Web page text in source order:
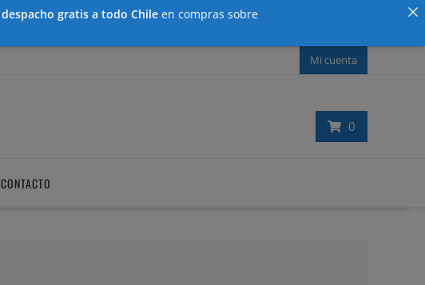
Mi cuenta
0
CONTACTO
despacho gratis a todo Chile en compras sobre